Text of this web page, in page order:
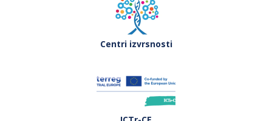
Centri izvrsnosti